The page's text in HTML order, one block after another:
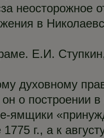
неосторожное
в
Е.И.
духовному
о построении
ямщики
1775 г., а к